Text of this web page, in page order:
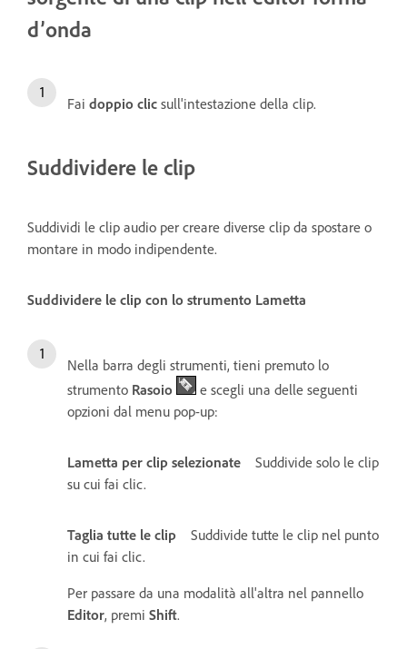
d’onda
Fai doppio clic sull'intestazione della clip.
Suddividere le clip
Suddividi le clip audio per creare diverse clip da spostare o
montare in modo indipendente.
Suddividere le clip con lo strumento Lametta
Nella barra degli strumenti, tieni premuto lo
strumento Rasoio
e scegli una delle seguenti
opzioni dal menu pop-up:
Lametta per clip selezionate
Suddivide solo le clip
su cui fai clic.
Taglia tutte le clip
Suddivide tutte le clip nel punto
in cui fai clic.
Per passare da una modalità all'altra nel pannello
Editor, premi Shift.